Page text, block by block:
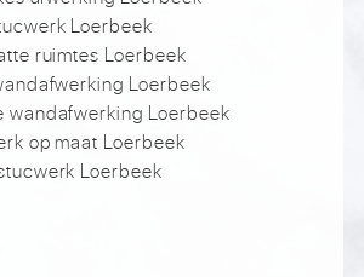
Loerbeek
ruimtes Loerbeek
Loerbeek
wandafwerking Loerbeek
op maat Loerbeek
Loerbeek